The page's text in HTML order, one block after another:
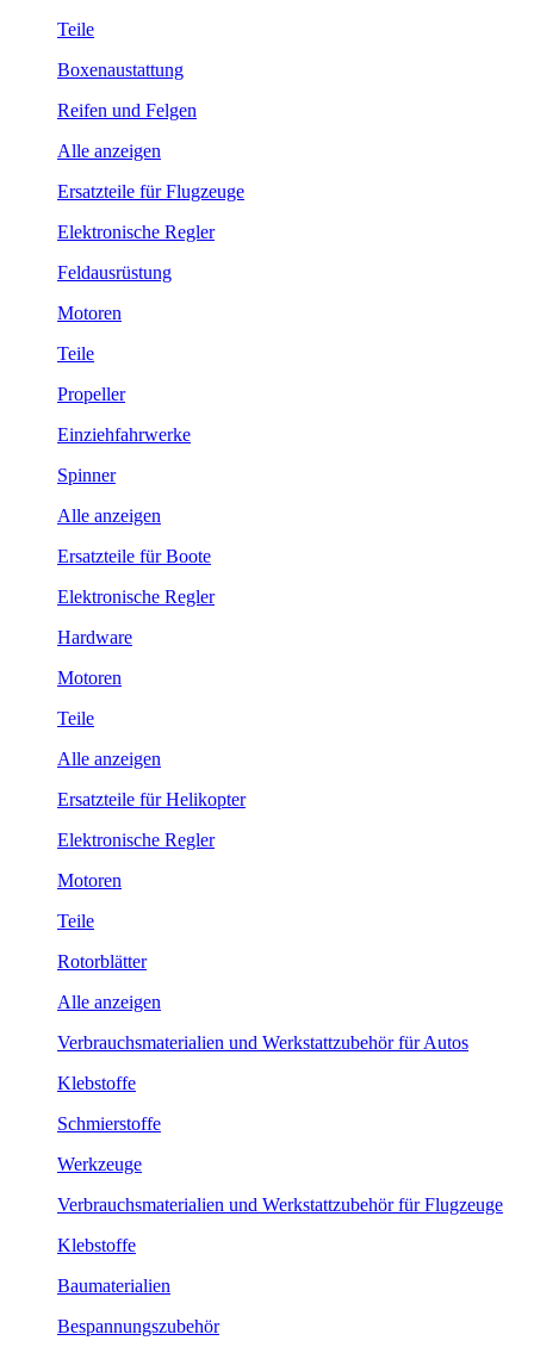
Teile
Boxenaustattung
Reifen und Felgen
Alle anzeigen
Ersatzteile für Flugzeuge
Elektronische Regler
Feldausrüstung
Motoren
Teile
Propeller
Einziehfahrwerke
Spinner
Alle anzeigen
Ersatzteile für Boote
Elektronische Regler
Hardware
Motoren
Teile
Alle anzeigen
Ersatzteile für Helikopter
Elektronische Regler
Motoren
Teile
Rotorblätter
Alle anzeigen
Verbrauchsmaterialien und Werkstattzubehör für Autos
Klebstoffe
Schmierstoffe
Werkzeuge
Verbrauchsmaterialien und Werkstattzubehör für Flugzeuge
Klebstoffe
Baumaterialien
Bespannungszubehör